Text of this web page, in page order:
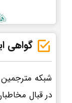
گواهی
شبکه
در قبال